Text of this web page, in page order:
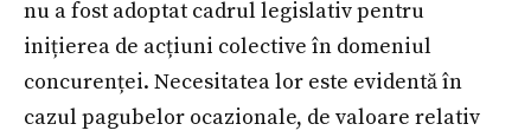
nu a fost adoptat cadrul legislativ pentru
inițierea de acțiuni colective în domeniul
concurenței. Necesitatea lor este evidentă în
cazul pagubelor ocazionale, de valoare relativ